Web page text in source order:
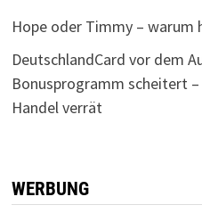
Hope oder Timmy – warum
DeutschlandCard vor dem
Bonusprogramm scheitert
Handel verrät
WERBUNG